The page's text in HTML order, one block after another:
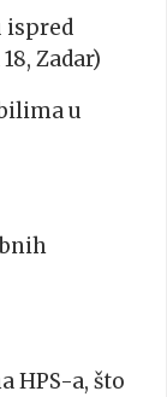
ispred
Zadar)
u
HPS-a, što